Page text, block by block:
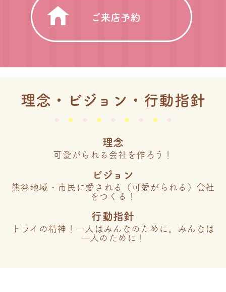
理念・ビジョン・行動指針
理念
可愛がられる会社を作ろう！
ビジョン
熊谷地域・市民に愛される（可愛がられる）会社
をつくる！
行動指針
トライの精神！一人はみんなのために。みんなは
一人のために！